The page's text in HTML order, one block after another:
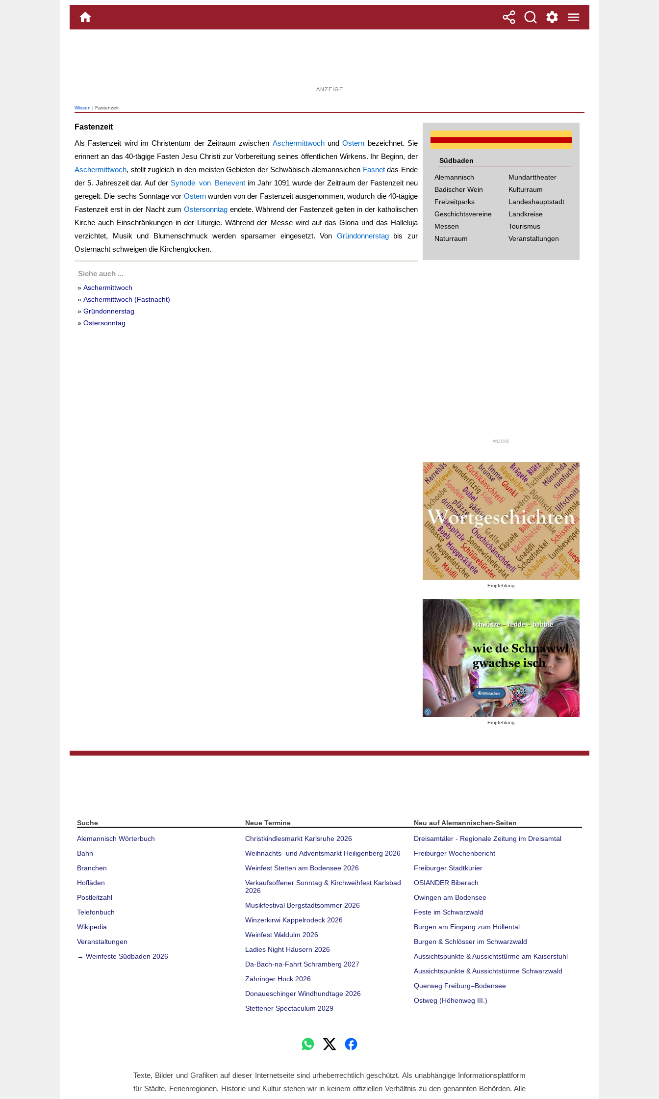
ANZEIGE
Wissen | Fastenzeit
Fastenzeit
Als Fastenzeit wird im Christentum der Zeitraum zwischen AschermittwochundOstern bezeichnet. Sie
erinnert an das 40-tägige Fasten Jesu Christi zur Vorbereitung seines öffentlichen Wirkens. Ihr Beginn, der
Aschermittwoch, stellt zugleich in den meisten Gebieten der Schwäbisch-alemannsichen Fasnetdas Ende
der 5. Jahreszeit dar. Auf der Synode von Beneventim Jahr 1091 wurde der Zeitraum der Fastenzeit neu
geregelt. Die sechs Sonntage vor Osternwurden von der Fastenzeitausgenommen, wodurch die 40-tägige
Fastenzeit erst in der Nacht zum Ostersonntagendete. Während der Fastenzeit gelten in der katholischen
Kirche auch Einschränkungen in der Liturgie. Während der Messe wird auf das Gloria und das Halleluja
verzichtet, Musik und Blumenschmuck werden sparsamer eingesetzt. Von Gründonnerstagbis zur
Osternacht schweigen die Kirchenglocken.
Siehe auch ...
» Aschermittwoch
» Aschermittwoch (Fastnacht)
» Gründonnerstag
» Ostersonntag
Südbaden
Alemannisch
Badischer Wein
Freizeitparks
Geschichtsvereine
Messen
Naturraum
Mundarttheater
Kulturraum
Landeshauptstadt
Landkreise
Tourismus
Veranstaltungen
ANZEIGE
Empfehlung
Empfehlung
Suche
Alemannisch Wörterbuch
Bahn
Branchen
Hofläden
Postleitzahl
Telefonbuch
Wikipedia
Veranstaltungen
→ Weinfeste Südbaden 2026
Neue Termine
Christkindlesmarkt Karlsruhe 2026
Weihnachts- und Adventsmarkt Heiligenberg 2026
Weinfest Stetten am Bodensee 2026
Verkaufsoffener Sonntag & Kirchweihfest Karlsbad
2026
Musikfestival Bergstadtsommer 2026
Winzerkirwi Kappelrodeck 2026
Weinfest Waldulm 2026
Ladies Night Häusern 2026
Da-Bach-na-Fahrt Schramberg 2027
Zähringer Hock 2026
Donaueschinger Windhundtage 2026
Stettener Spectaculum 2029
Neu auf Alemannischen-Seiten
Dreisamtäler - Regionale Zeitung im Dreisamtal
Freiburger Wochenbericht
Freiburger Stadtkurier
OSIANDER Biberach
Owingen am Bodensee
Feste im Schwarzwald
Burgen am Eingang zum Höllental
Burgen & Schlösser im Schwarzwald
Aussichtspunkte & Aussichtstürme am Kaiserstuhl
Aussichtspunkte & Aussichtstürme Schwarzwald
Querweg Freiburg–Bodensee
Ostweg (Höhenweg III.)
Texte, Bilder und Grafiken auf dieser Internetseite sind urheberrechtlich geschützt. Als unabhängige Informationsplattform
für Städte, Ferienregionen, Historie und Kultur stehen wir in keinem offiziellen Verhältnis zu den genannten Behörden. Alle